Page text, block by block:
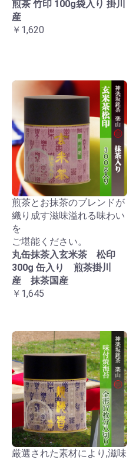
煎茶 竹印 100g袋入り 掛川
産
￥1,620
煎茶とお抹茶のブレンドが
織り成す滋味溢れる味わい
を
ご堪能ください。
丸缶抹茶入玄米茶 松印
300g 缶入り 煎茶掛川
産 抹茶国産
￥1,645
厳選された素材により,滋味